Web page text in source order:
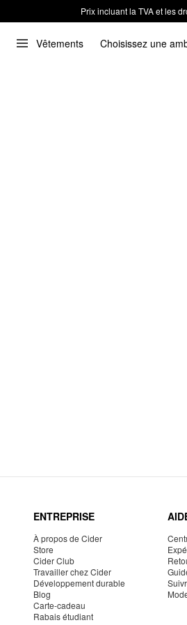
Prix incluant la TVA et les
Vêtements Choisissez une
ENTREPRISE
À propos de Cider
Store
Cider Club
Travailler chez Cider
Développement durable
Blog
Carte-cadeau
Rabais étudiant